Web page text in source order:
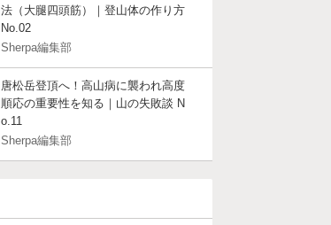
法（大腿四頭筋）｜登山体の作り方
No.02
Sherpa編集部
唐松岳登頂へ！高山病に襲われ高度
順応の重要性を知る｜山の失敗談 N
o.11
Sherpa編集部